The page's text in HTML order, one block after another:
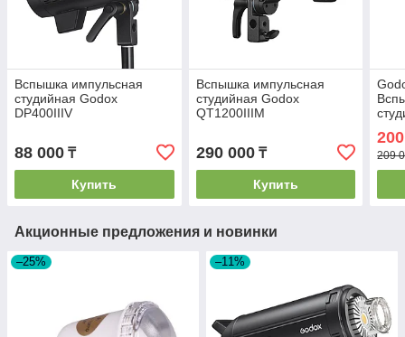
Вспышка импульсная
студийная Godox
DP400IIIV
88 000 ₸
Купить
Вспышка импульсная
студийная Godox
QT1200IIIM
290 000₸
Купить
209
Акционные предложения и новинки
–25% –11%